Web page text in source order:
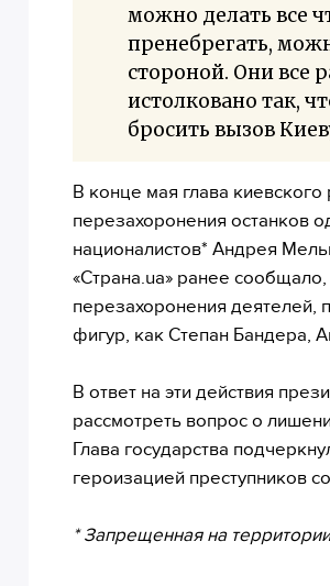
можно делать все
пренебрегать,
стороной. Они все
истолковано так,
бросить вызов
В конце мая глава
перезахоронения останков
националистов* Андрея
«Страна.ua» ранее
перезахоронения деятелей,
фигур, как Степан Бандера,
В ответ на эти действия
рассмотреть вопрос о
Глава государства
героизацией преступников
* Запрещенная на